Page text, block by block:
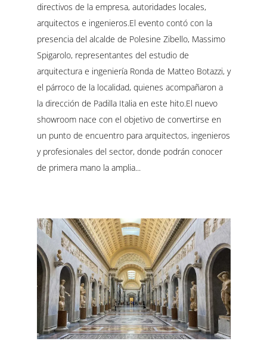
directivos de la empresa, autoridades locales,
arquitectos e ingenieros.El evento contó con la
presencia del alcalde de Polesine Zibello, Massimo
Spigarolo, representantes del estudio de
arquitectura e ingeniería Ronda de Matteo Botazzi, y
el párroco de la localidad, quienes acompañaron a
la dirección de Padilla Italia en este hito.El nuevo
showroom nace con el objetivo de convertirse en
un punto de encuentro para arquitectos, ingenieros
y profesionales del sector, donde podrán conocer
de primera mano la amplia